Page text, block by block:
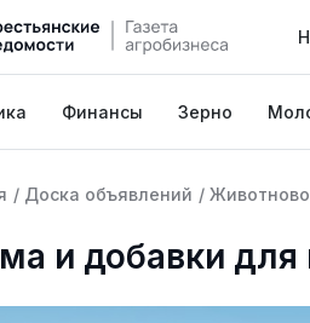
Финансы Зерно
/ Доска объявлений /
и добавки для